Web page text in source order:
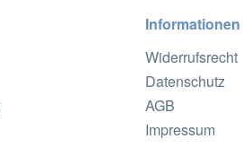
Informationen
Widerrufsrecht
Datenschutz
AGB
Impressum